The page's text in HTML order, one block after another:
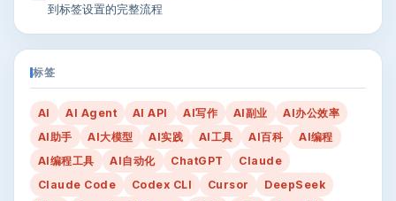
到标签设置的完整流程
标签
AI AI Agent AI API AI写作 AI副业
AI办公效率
AI助手
AI大模型 AI实践 AI工具 AI百科
AI编程
AI编程工具
AI自动化 ChatGPT
Claude
Claude Code
Codex CLI Cursor
DeepSeek